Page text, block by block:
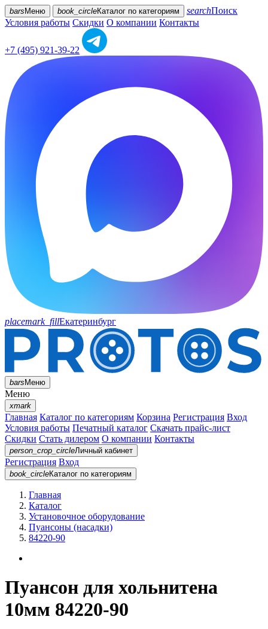
bars Меню book_circleКаталог по категориям searchПоиск
Условия работы Скидки О компании Контакты
+7 (495) 921-39-22
placemark_fillЕкатеринбург
barsМеню
Меню
xmark
Главная Каталог по категориям Корзина Регистрация Вход
Условия работы Печатный каталог Скачать прайс-лист
Скидки Стать дилером О компании Контакты
person_crop_circleЛичный кабинет
Регистрация Вход
book_circleКаталог по категориям
Главная
Каталог
Установочное оборудование
Пуансоны (насадки)
84220-90
Пуансон для хольнитена
10мм 84220-90